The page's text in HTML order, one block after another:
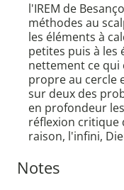
l'IREM de
méthodes au
les éléments à
petites puis à les
nettement ce qui
propre au cercle
sur deux des
en profondeur
réflexion critique
raison, l'infini,
Notes